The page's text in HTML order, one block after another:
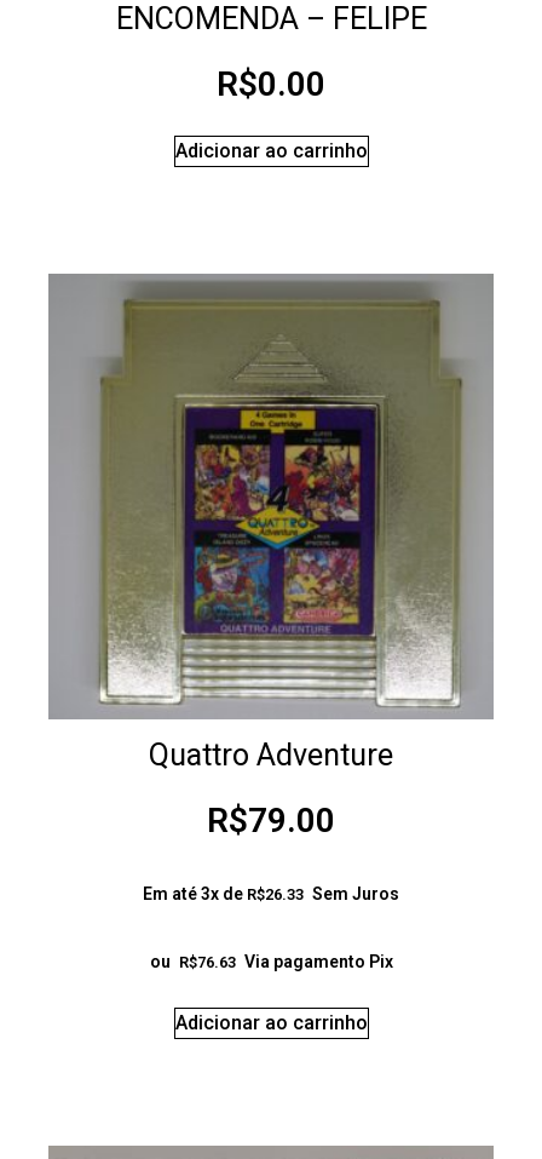
ENCOMENDA – FELIPE
R$0.00
Adicionar ao carrinho
Quattro Adventure
R$79.00
Em até 3x de R$26.33 Sem Juros
ou R$76.63 Via pagamento Pix
Adicionar ao carrinho